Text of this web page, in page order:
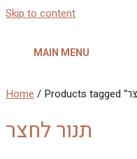
Skip to content
MAIN MENU
Home
תנור לחצר